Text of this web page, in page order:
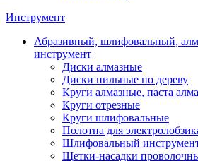
Инструмент
Абразивный, шлифовальный,
инструмент
Диски алмазные
Диски пильные по дереву
Круги алмазные, паста
Круги отрезные
Круги шлифовальные
Полотна для
Шлифовальный
Щетки-насадки